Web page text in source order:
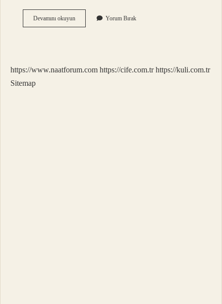
Devamını okuyunMp3
Indir
Yorum Bırak
https://www.naatforum.com https://cife.com.tr https://kuli.com.tr
Sitemap